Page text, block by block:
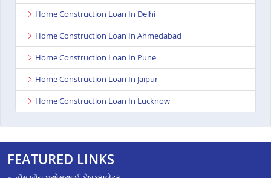
Home Construction Loan In Delhi
Home Construction Loan In Ahmedabad
Home Construction Loan In Pune
Home Construction Loan In Jaipur
Home Construction Loan In Lucknow
FEATURED LINKS